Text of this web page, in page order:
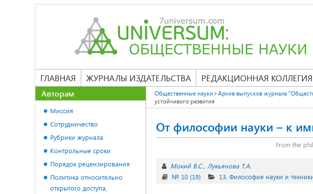
ГЛАВНАЯ ЖУРНАЛЫ ИЗДАТЕЛЬСТВА РЕДАКЦИОННАЯ КОЛЛЕГИЯ
Общественные науки Архив выпусков журнала
устойчивого развития
От философии науки – к
From the
Мокий В.С. Лукьянова Т.А.
№ 10 (19)
13. Философия науки и
Авторам
Миссия
Сотрудничество
Рубрики журнала
Контрольные сроки
Порядок рецензирования
Политика относительно
открытого доступа,